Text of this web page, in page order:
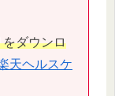
ダウンロ
天ヘルスケ